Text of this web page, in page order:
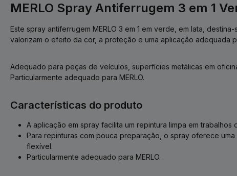
MERLO Spray Antiferrugem 3 em 1
Este spray antiferrugem MERLO 3 em 1 em verde, em lata,
valorizam o efeito da cor, a proteção e uma aplicação adequada
Adequado para peças de veículos, superfícies metálicas em
Particularmente adequado para MERLO.
Características do produto
A aplicação em spray facilita um repintura limpa em trabalhos
Para repinturas com pouca preparação, o spray oferece
flexível.
Particularmente adequado para MERLO.